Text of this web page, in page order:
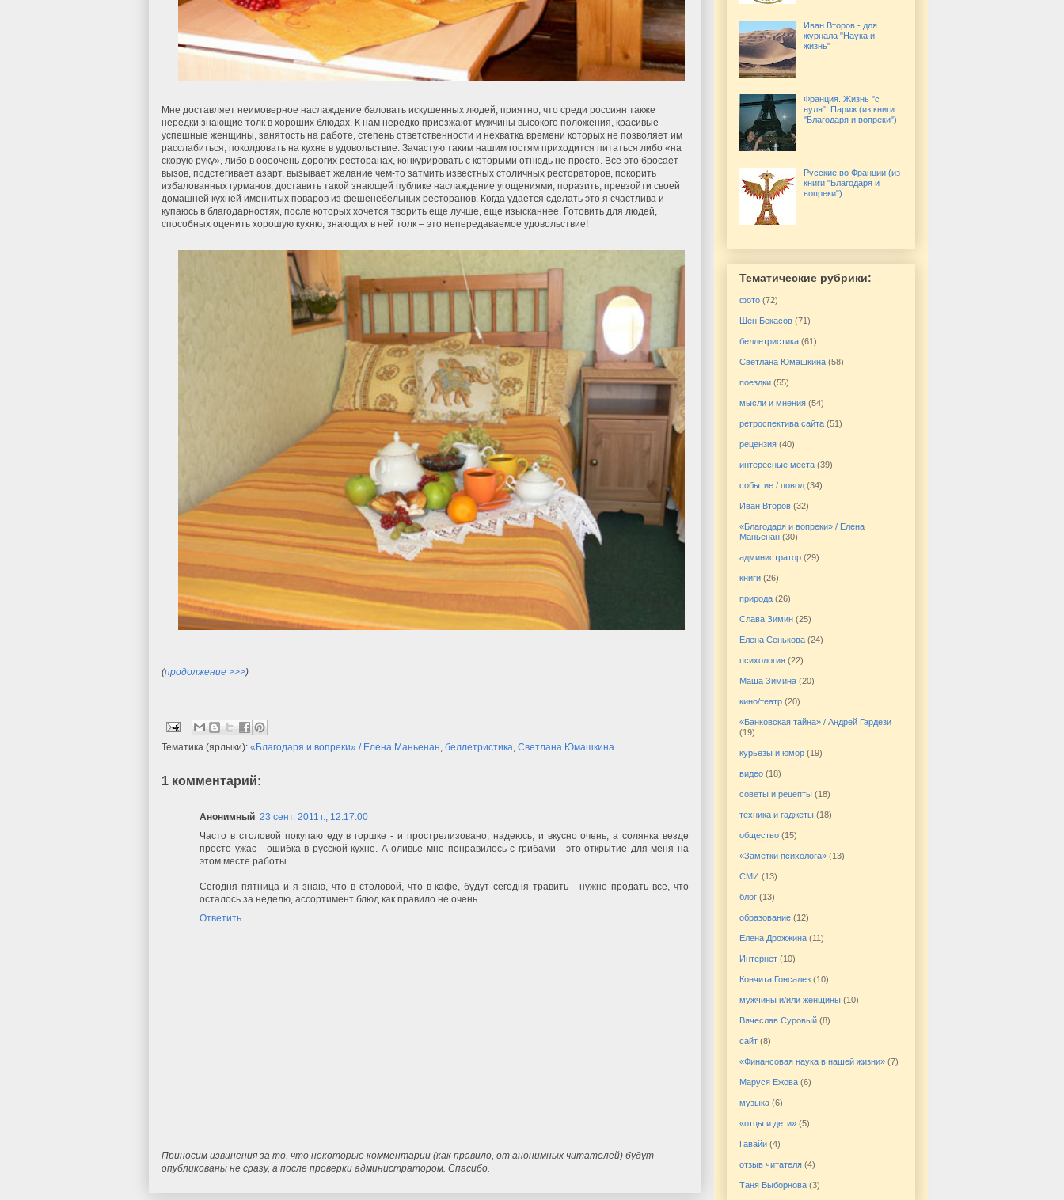
Мне доставляет неимоверное наслаждение баловать искушенных людей, приятно, что среди россиян также
нередки знающие толк в хороших блюдах. К нам нередко приезжают мужчины высокого положения, красивые
успешные женщины, занятость на работе, степень ответственности и нехватка времени которых не позволяет им
расслабиться, поколдовать на кухне в удовольствие. Зачастую таким нашим гостям приходится питаться либо «на
скорую руку», либо в оооочень дорогих ресторанах, конкурировать с которыми отнюдь не просто. Все это бросает
вызов, подстегивает азарт, вызывает желание чем-то затмить известных столичных рестораторов, покорить
избалованных гурманов, доставить такой знающей публике наслаждение угощениями, поразить, превзойти своей
домашней кухней именитых поваров из фешенебельных ресторанов. Когда удается сделать это я счастлива и
купаюсь в благодарностях, после которых хочется творить еще лучше, еще изысканнее. Готовить для людей,
способных оценить хорошую кухню, знающих в ней толк – это непередаваемое удовольствие!
(продолжение >>>)
Тематика (ярлыки): «Благодаря и вопреки» / Елена Маньенан беллетристика Светлана Юмашкина
1 комментарий:
Анонимный 23 сент. 2011 г., 12:17:00
Часто в столовой покупаю еду в горшке - и прострелизовано, надеюсь, и вкусно очень, а солянка везде
просто ужас - ошибка в русской кухне. А оливье мне понравилось с грибами - это открытие для меня на
этом месте работы.
Сегодня пятница и я знаю, что в столовой, что в кафе, будут сегодня травить - нужно продать все, что
осталось за неделю, ассортимент блюд как правило не очень.
Ответить
Приносим извинения за то, что некоторые комментарии (как правило, от анонимных читателей) будут
опубликованы не сразу, а после проверки администратором. Спасибо.
Иван Второв - для
журнала "Наука и
жизнь"
Франция. Жизнь "с
нуля". Париж (из книги
"Благодаря и вопреки")
Русские во Франции (из
книги "Благодаря и
вопреки")
Тематические рубрики:
фото (72)
Шен Бекасов (71)
беллетристика (61)
Светлана Юмашкина (58)
поездки (55)
мысли и мнения (54)
ретроспектива сайта (51)
рецензия (40)
интересные места (39)
событие / повод (34)
Иван Второв (32)
«Благодаря и вопреки» / Елена
Маньенан (30)
администратор (29)
книги (26)
природа (26)
Слава Зимин (25)
Елена Сенькова (24)
психология (22)
Маша Зимина (20)
кино/театр (20)
«Банковская тайна» / Андрей Гардези
(19)
курьезы и юмор (19)
видео (18)
советы и рецепты (18)
техника и гаджеты (18)
общество (15)
«Заметки психолога» (13)
СМИ (13)
блог (13)
образование (12)
Елена Дрожжина (11)
Интернет (10)
Кончита Гонсалез (10)
мужчины и/или женщины (10)
Вячеслав Суровый (8)
сайт (8)
«Финансовая наука в нашей жизни» (7)
Маруся Ежова (6)
музыка (6)
«отцы и дети» (5)
Гавайи (4)
отзыв читателя (4)
Таня Выборнова (3)